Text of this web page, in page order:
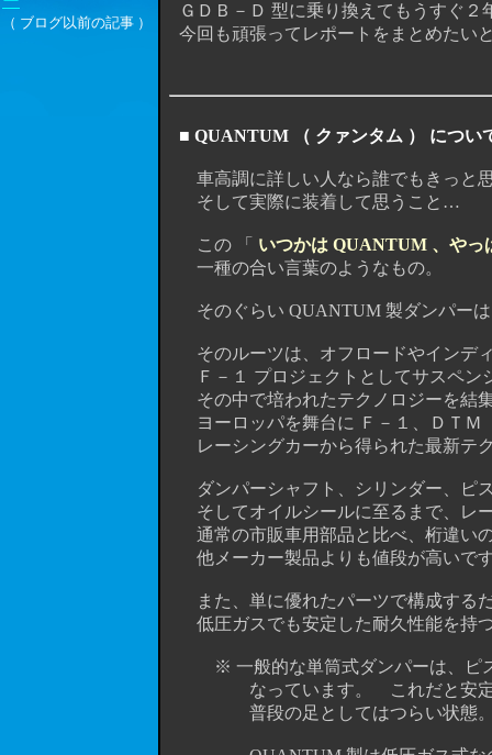
ＧＤＢ－Ｄ 型に乗り換えてもうすぐ
今回も頑張ってレポートをまとめたい
■ QUANTUM （ クァンタム ） につい
車高調に詳しい人なら誰でもきっと
そして実際に装着して思うこと…
この 「 いつかは QUANTUM 、や
一種の合い言葉のようなもの。
そのぐらい QUANTUM 製ダンパーは
そのルーツは、オフロードやインディ
Ｆ－１ プロジェクトとしてサスペン
その中で培われたテクノロジーを結集
ヨーロッパを舞台に Ｆ－１、ＤＴＭ
レーシングカーから得られた最新テク
ダンパーシャフト、シリンダー、ピス
そしてオイルシールに至るまで、レー
通常の市販車用部品と比べ、桁違いの
他メーカー製品よりも値段が高いで
また、単に優れたパーツで構成するだ
低圧ガスでも安定した耐久性能を持
※ 一般的な単筒式ダンパーは、ピス
なっています。 これだと安定性能
普段の足としてはつらい状態。。